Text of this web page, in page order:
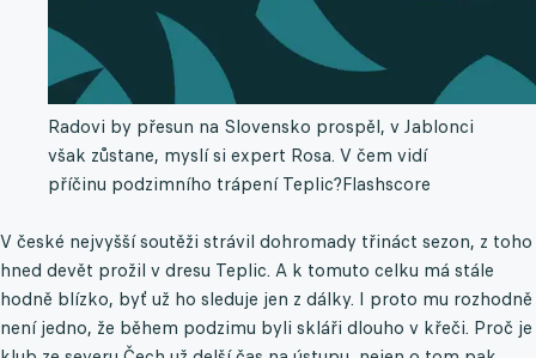
Radovi by přesun na Slovensko prospěl, v Jablonci
však zůstane, myslí si expert Rosa. V čem vidí
příčinu podzimního trápení Teplic?Flashscore
V české nejvyšší soutěži strávil dohromady třináct sezon, z toho
hned devět prožil v dresu Teplic. A k tomuto celku má stále
hodně blízko, byť už ho sleduje jen z dálky. I proto mu rozhodně
není jedno, že během podzimu byli skláři dlouho v křeči. Proč je